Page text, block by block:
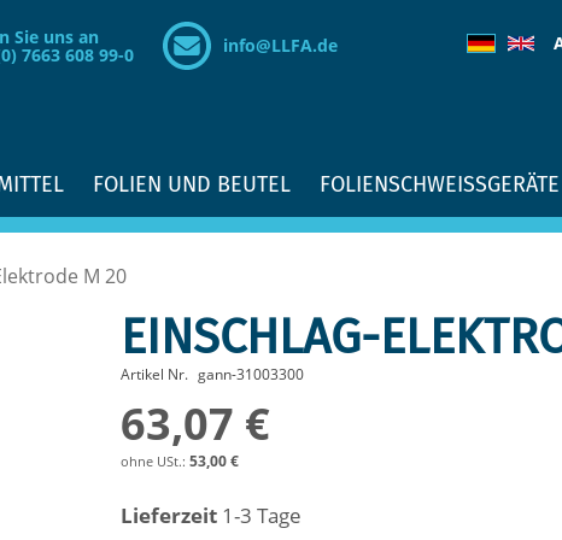
Sie uns an
7663 608 99-0 info@LLFA.de
FOLIEN UND BEUTEL FOLIENSCHWEISSGERÄTE
M 20
EINSCHLAG-
Artikel Nr. gann-31003300
63,07 €
53,00 €
Lieferzeit 1-3 Tage